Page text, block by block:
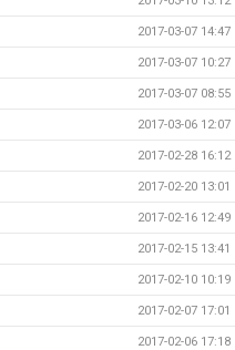
2017-03-07 14:47
2017-03-07 10:27
2017-03-07 08:55
2017-03-06 12:07
2017-02-28 16:12
2017-02-20 13:01
2017-02-16 12:49
2017-02-15 13:41
2017-02-10 10:19
2017-02-07 17:01
2017-02-06 17:18